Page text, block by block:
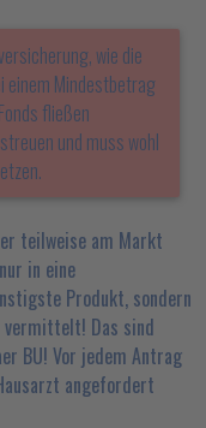
wie die
einem Mindestbetrag
fließen
und muss wohl
teilweise am Markt
in eine
Produkt, sondern
Das sind
BU! Vor jedem Antrag
angefordert